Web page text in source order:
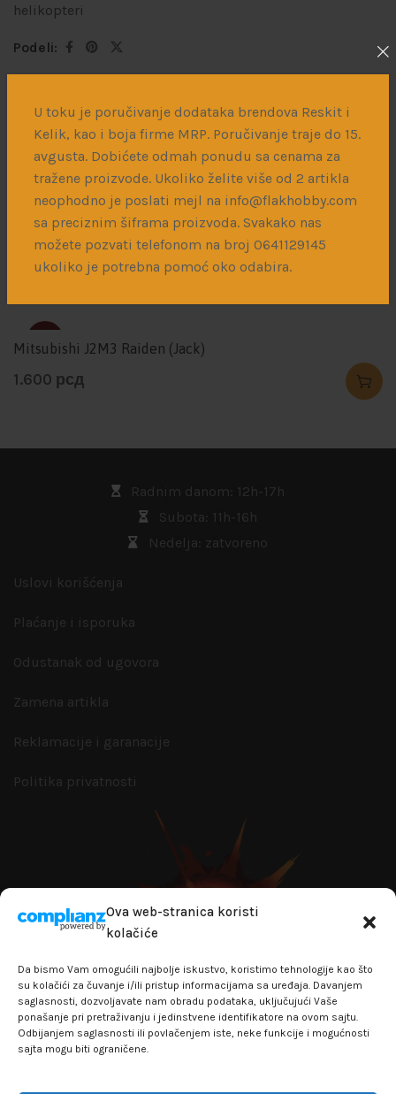
U toku je poručivanje dodataka brendova Reskit i
Kelik, kao i boja firme MRP. Poručivanje traje do 15.
avgusta. Dobićete odmah ponudu sa cenama za
tražene proizvode. Ukoliko želite više od 2 artikla
neophodno je poslati mejl na info@flakhobby.com
sa preciznim šiframa proizvoda. Svakako nas
možete pozvati telefonom na broj 0641129145
ukoliko je potrebna pomoć oko odabira.
Ova web-stranica koristi
kolačiće
Da bismo Vam omogućili najbolje iskustvo, koristimo tehnologije kao što
su kolačići za čuvanje i/ili pristup informacijama sa uređaja. Davanjem
saglasnosti, dozvoljavate nam obradu podataka, uključujući Vaše
ponašanje pri pretraživanju i jedinstvene identifikatore na ovom sajtu.
Odbijanjem saglasnosti ili povlačenjem iste, neke funkcije i mogućnosti
sajta mogu biti ograničene.
helikopteri
Podeli:
Opis Dodatne informacije Dostava
Plastična maketa japanskog aviona iz drugog svetskog
rata N1K2-J u razmeri 1/72.
Povezani proizvodi
SOLD
Mitsubishi J2M3 Raiden (Jack)
1.600 рсд
Radnim danom: 12h-17h
Subota: 11h-16h
Nedelja: zatvoreno
Uslovi korišćenja
Plaćanje i isporuka
Odustanak od ugovora
Zamena artikla
Reklamacije i garanacije
Politika privatnosti